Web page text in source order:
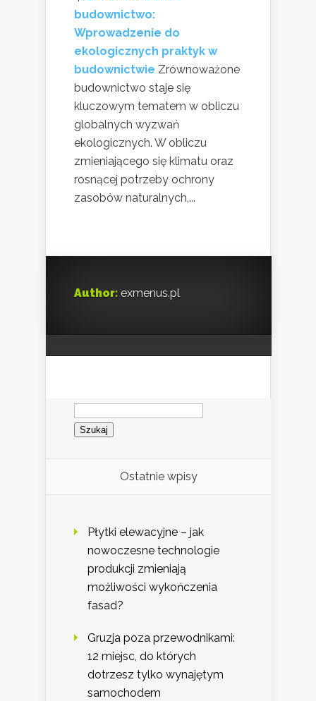
budownictwo:
Wprowadzenie do
ekologicznych praktyk w
budownictwie Zrównoważone
budownictwo staje się
kluczowym tematem w obliczu
globalnych wyzwań
ekologicznych. W obliczu
zmieniającego się klimatu oraz
rosnącej potrzeby ochrony
zasobów naturalnych,...
Author: exmenus.pl
Szukaj:
Ostatnie wpisy
Płytki elewacyjne – jak
nowoczesne technologie
produkcji zmieniają
możliwości wykończenia
fasad?
Gruzja poza przewodnikami:
12 miejsc, do których
dotrzesz tylko wynajętym
samochodem